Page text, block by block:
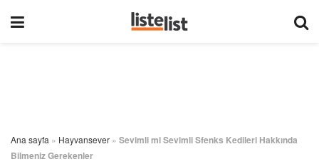
Ana sayfa » Hayvansever » Sevimli mi Sevimli Sfenks Kedileri Hakkında
Bilmeniz Gerekenler